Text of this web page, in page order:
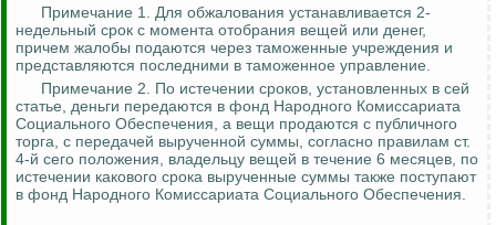
Примечание 1. Для обжалования устанавливается 2-
недельный срок с момента отобрания вещей или денег,
причем жалобы подаются через таможенные учреждения и
представляются последними в таможенное управление.
Примечание 2. По истечении сроков, установленных в сей
статье, деньги передаются в фонд Народного Комиссариата
Социального Обеспечения, а вещи продаются с публичного
торга, с передачей вырученной суммы, согласно правилам ст.
4-й сего положения, владельцу вещей в течение 6 месяцев, по
истечении какового срока вырученные суммы также поступают
в фонд Народного Комиссариата Социального Обеспечения.